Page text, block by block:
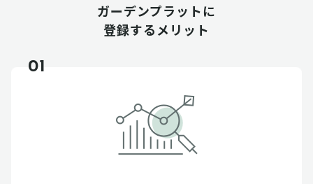
ガーデンプラットに
登録するメリット
01